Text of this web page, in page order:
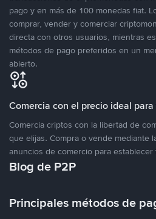
pago y en más de 100 monedas fiat.
comprar, vender y comerciar
directa con otros usuarios, mientras
métodos de pago preferidos en un
abierto.
Comercia con el precio ideal para
Comercia criptos con la libertad de
que elijas. Compra o vende mediante
anuncios de comercio para
Blog de P2P
Principales métodos de